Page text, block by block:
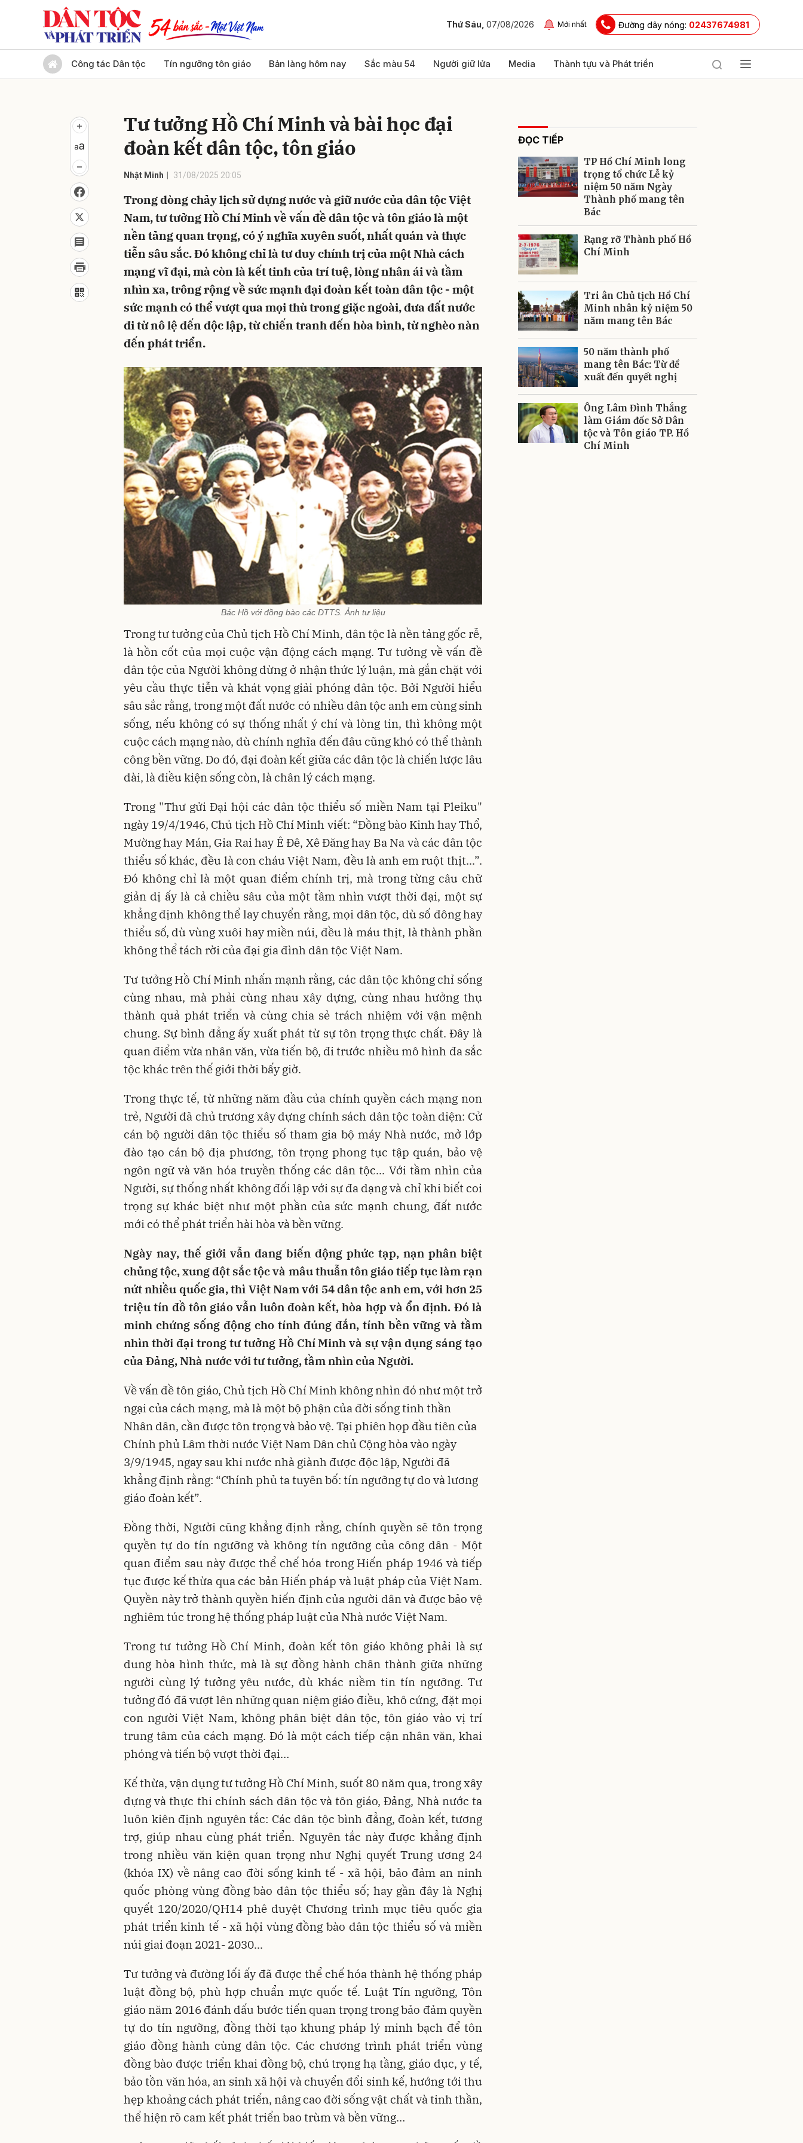
Thứ Sáu, 07/08/2026 Mới nhất Đường dây nóng: 02437674981
Công tác Dân tộc Tín ngưỡng tôn giáo Bản làng hôm nay Sắc màu 54 Người giữ lửa Media Thành tựu và Phát triển
Tư tưởng Hồ Chí Minh và bài học đại
đoàn kết dân tộc, tôn giáo
Nhật Minh 31/08/2025 20:05
Trong dòng chảy lịch sử dựng nước và giữ nước của dân tộc Việt
Nam, tư tưởng Hồ Chí Minh về vấn đề dân tộc và tôn giáo là một
nền tảng quan trọng, có ý nghĩa xuyên suốt, nhất quán và thực
tiễn sâu sắc. Đó không chỉ là tư duy chính trị của một Nhà cách
mạng vĩ đại, mà còn là kết tinh của trí tuệ, lòng nhân ái và tầm
nhìn xa, trông rộng về sức mạnh đại đoàn kết toàn dân tộc - một
sức mạnh có thể vượt qua mọi thù trong giặc ngoài, đưa đất nước
đi từ nô lệ đến độc lập, từ chiến tranh đến hòa bình, từ nghèo nàn
đến phát triển.
Bác Hồ với đồng bào các DTTS. Ảnh tư liệu
Trong tư tưởng của Chủ tịch Hồ Chí Minh, dân tộc là nền tảng gốc rễ,
là hồn cốt của mọi cuộc vận động cách mạng. Tư tưởng về vấn đề
dân tộc của Người không dừng ở nhận thức lý luận, mà gắn chặt với
yêu cầu thực tiễn và khát vọng giải phóng dân tộc. Bởi Người hiểu
sâu sắc rằng, trong một đất nước có nhiều dân tộc anh em cùng sinh
sống, nếu không có sự thống nhất ý chí và lòng tin, thì không một
cuộc cách mạng nào, dù chính nghĩa đến đâu cũng khó có thể thành
công bền vững. Do đó, đại đoàn kết giữa các dân tộc là chiến lược lâu
dài, là điều kiện sống còn, là chân lý cách mạng.
Trong "Thư gửi Đại hội các dân tộc thiểu số miền Nam tại Pleiku"
ngày 19/4/1946, Chủ tịch Hồ Chí Minh viết: “Đồng bào Kinh hay Thổ,
Mường hay Mán, Gia Rai hay Ê Đê, Xê Đăng hay Ba Na và các dân tộc
thiểu số khác, đều là con cháu Việt Nam, đều là anh em ruột thịt...”.
Đó không chỉ là một quan điểm chính trị, mà trong từng câu chữ
giản dị ấy là cả chiều sâu của một tầm nhìn vượt thời đại, một sự
khẳng định không thể lay chuyển rằng, mọi dân tộc, dù số đông hay
thiểu số, dù vùng xuôi hay miền núi, đều là máu thịt, là thành phần
không thể tách rời của đại gia đình dân tộc Việt Nam.
Tư tưởng Hồ Chí Minh nhấn mạnh rằng, các dân tộc không chỉ sống
cùng nhau, mà phải cùng nhau xây dựng, cùng nhau hưởng thụ
thành quả phát triển và cùng chia sẻ trách nhiệm với vận mệnh
chung. Sự bình đẳng ấy xuất phát từ sự tôn trọng thực chất. Đây là
quan điểm vừa nhân văn, vừa tiến bộ, đi trước nhiều mô hình đa sắc
tộc khác trên thế giới thời bấy giờ.
Trong thực tế, từ những năm đầu của chính quyền cách mạng non
trẻ, Người đã chủ trương xây dựng chính sách dân tộc toàn diện: Cử
cán bộ người dân tộc thiểu số tham gia bộ máy Nhà nước, mở lớp
đào tạo cán bộ địa phương, tôn trọng phong tục tập quán, bảo vệ
ngôn ngữ và văn hóa truyền thống các dân tộc... Với tầm nhìn của
Người, sự thống nhất không đối lập với sự đa dạng và chỉ khi biết coi
trọng sự khác biệt như một phần của sức mạnh chung, đất nước
mới có thể phát triển hài hòa và bền vững.
Ngày nay, thế giới vẫn đang biến động phức tạp, nạn phân biệt
chủng tộc, xung đột sắc tộc và mâu thuẫn tôn giáo tiếp tục làm rạn
nứt nhiều quốc gia, thì Việt Nam với 54 dân tộc anh em, với hơn 25
triệu tín đồ tôn giáo vẫn luôn đoàn kết, hòa hợp và ổn định. Đó là
minh chứng sống động cho tính đúng đắn, tính bền vững và tầm
nhìn thời đại trong tư tưởng Hồ Chí Minh và sự vận dụng sáng tạo
của Đảng, Nhà nước với tư tưởng, tầm nhìn của Người.
Về vấn đề tôn giáo, Chủ tịch Hồ Chí Minh không nhìn đó như một trở
ngại của cách mạng, mà là một bộ phận của đời sống tinh thần
Nhân dân, cần được tôn trọng và bảo vệ. Tại phiên họp đầu tiên của
Chính phủ Lâm thời nước Việt Nam Dân chủ Cộng hòa vào ngày
3/9/1945, ngay sau khi nước nhà giành được độc lập, Người đã
khẳng định rằng: “Chính phủ ta tuyên bố: tín ngưỡng tự do và lương
giáo đoàn kết”.
Đồng thời, Người cũng khẳng định rằng, chính quyền sẽ tôn trọng
quyền tự do tín ngưỡng và không tín ngưỡng của công dân - Một
quan điểm sau này được thể chế hóa trong Hiến pháp 1946 và tiếp
tục được kế thừa qua các bản Hiến pháp và luật pháp của Việt Nam.
Quyền này trở thành quyền hiến định của người dân và được bảo vệ
nghiêm túc trong hệ thống pháp luật của Nhà nước Việt Nam.
Trong tư tưởng Hồ Chí Minh, đoàn kết tôn giáo không phải là sự
dung hòa hình thức, mà là sự đồng hành chân thành giữa những
người cùng lý tưởng yêu nước, dù khác niềm tin tín ngưỡng. Tư
tưởng đó đã vượt lên những quan niệm giáo điều, khô cứng, đặt mọi
con người Việt Nam, không phân biệt dân tộc, tôn giáo vào vị trí
trung tâm của cách mạng. Đó là một cách tiếp cận nhân văn, khai
phóng và tiến bộ vượt thời đại…
Kế thừa, vận dụng tư tưởng Hồ Chí Minh, suốt 80 năm qua, trong xây
dựng và thực thi chính sách dân tộc và tôn giáo, Đảng, Nhà nước ta
luôn kiên định nguyên tắc: Các dân tộc bình đẳng, đoàn kết, tương
trợ, giúp nhau cùng phát triển. Nguyên tắc này được khẳng định
trong nhiều văn kiện quan trọng như Nghị quyết Trung ương 24
(khóa IX) về nâng cao đời sống kinh tế - xã hội, bảo đảm an ninh
quốc phòng vùng đồng bào dân tộc thiểu số; hay gần đây là Nghị
quyết 120/2020/QH14 phê duyệt Chương trình mục tiêu quốc gia
phát triển kinh tế - xã hội vùng đồng bào dân tộc thiểu số và miền
núi giai đoạn 2021- 2030...
Tư tưởng và đường lối ấy đã được thể chế hóa thành hệ thống pháp
luật đồng bộ, phù hợp chuẩn mực quốc tế. Luật Tín ngưỡng, Tôn
giáo năm 2016 đánh dấu bước tiến quan trọng trong bảo đảm quyền
tự do tín ngưỡng, đồng thời tạo khung pháp lý minh bạch để tôn
giáo đồng hành cùng dân tộc. Các chương trình phát triển vùng
đồng bào được triển khai đồng bộ, chú trọng hạ tầng, giáo dục, y tế,
bảo tồn văn hóa, an sinh xã hội và chuyển đổi sinh kế, hướng tới thu
hẹp khoảng cách phát triển, nâng cao đời sống vật chất và tinh thần,
thể hiện rõ cam kết phát triển bao trùm và bền vững…
ĐỌC TIẾP
TP Hồ Chí Minh long
trọng tổ chức Lễ kỷ
niệm 50 năm Ngày
Thành phố mang tên
Bác
Rạng rỡ Thành phố Hồ
Chí Minh
Tri ân Chủ tịch Hồ Chí
Minh nhân kỷ niệm 50
năm mang tên Bác
50 năm thành phố
mang tên Bác: Từ đề
xuất đến quyết nghị
Ông Lâm Đình Thắng
làm Giám đốc Sở Dân
tộc và Tôn giáo TP. Hồ
Chí Minh
Gửi bình luận
Gửi